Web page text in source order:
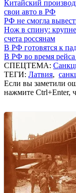
Китайский
свои авто в РФ
РФ не смогла
Нож в спину:
счета россянам
В РФ готовятся к
В РФ во время рейса
СПЕЦТЕМА:
ТЕГИ: Латвия,
Если вы заметили
нажмите Ctrl+Enter,